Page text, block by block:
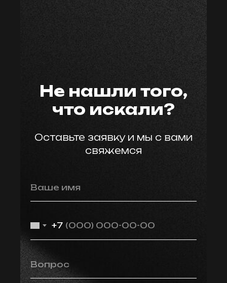
Не нашли того,
что искали?
Оставьте заявку и мы с вами
свяжемся
Ваше имя
+7
Вопрос